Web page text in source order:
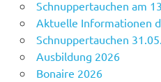
Schnuppertauchen am
Aktuelle Informationen
Schnuppertauchen
Ausbildung 2026
Bonaire 2026